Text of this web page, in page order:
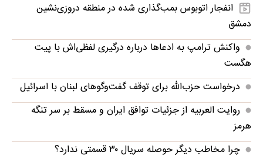
انفجار اتوبوس بمب‌گذاری شده در منطقه دروزی‌نشین
دمشق
واکنش ترامپ به ادعاها درباره درگیری لفظی‌اش با پیت
هگست
درخواست حزب‌الله برای توقف گفت‌وگوهای لبنان با اسرائیل
روایت العربیه از جزئیات توافق ایران و مسقط بر سر تنگه
هرمز
چرا مخاطب دیگر حوصله سریال ۳۰ قسمتی ندارد؟